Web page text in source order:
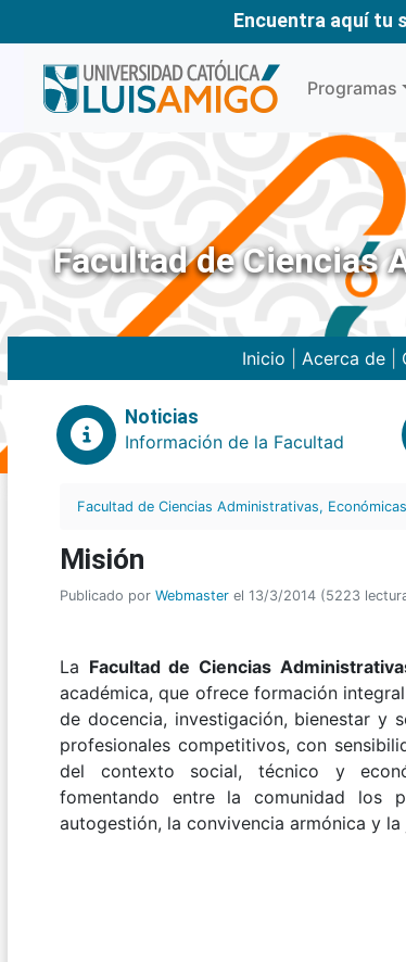
Encuentra aquí tu
Programas
Facultad de Ciencias
Inicio Acerca de|
Noticias
Información de la Facultad
Facultad de Ciencias Administrativas,
Misión
Publicado por Webmaster el 13/3/2014 (5223
La Facultad de Ciencias
académica, que ofrece formación
de docencia, investigación, bienestar y
profesionales competitivos, con
del contexto social, técnico y
fomentando entre la comunidad los
autogestión, la convivencia armónica y